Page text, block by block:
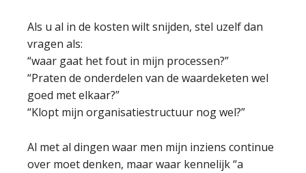
Als u al in de kosten wilt snijden, stel uzelf dan
vragen als:
“waar gaat het fout in mijn processen?”
“Praten de onderdelen van de waardeketen wel
goed met elkaar?”
“Klopt mijn organisatiestructuur nog wel?”
Al met al dingen waar men mijn inziens continue
over moet denken, maar waar kennelijk “a